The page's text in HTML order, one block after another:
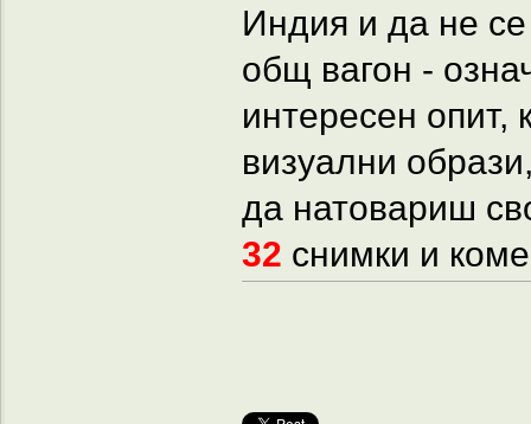
Индия и да не
общ вагон -
интересен опит,
визуални
да натовариш
32 снимки и